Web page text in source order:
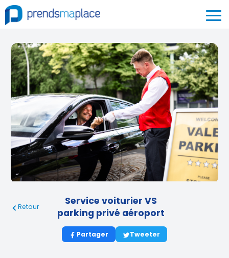
Retour
Service voiturier VS
parking privé aéroport
Partager Tweeter